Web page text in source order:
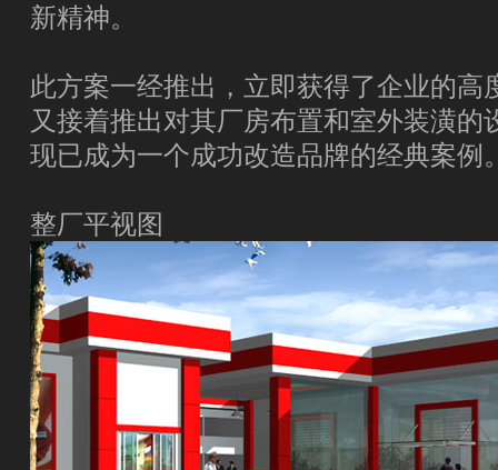
新精神。
此方案一经推出，立即获得了企业的高
又接着推出对其厂房布置和室外装潢的
现已成为一个成功改造品牌的经典案例
整厂平视图